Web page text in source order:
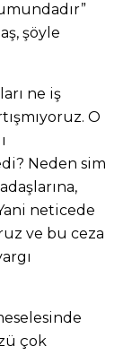
şöyle
ne iş
O
Neden sim
neticede
ve bu ceza
çok